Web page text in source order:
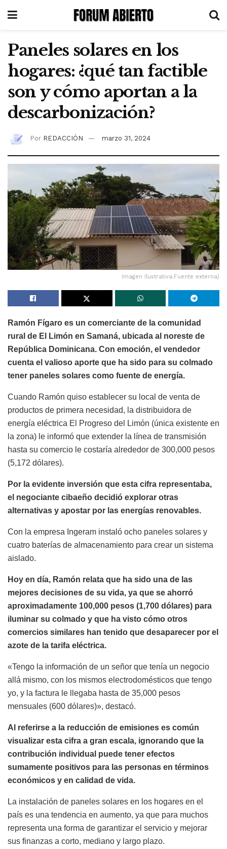
Paneles solares en los
hogares: ¿qué tan factible
son y cómo aportan a la
descarbonización?
Por REDACCIÓN marzo 31, 2024
Imagen Ilustrativa.Fuente externa)
Ramón Fígaro es un comerciante de la comunidad
rural de El Limón en Samaná, ubicada al noreste de
República Dominicana. Con emoción, el vendedor
cuenta el valioso aporte que ha sido para su colmado
tener paneles solares como fuente de energía.
Cuando Ramón quiso establecer su local de venta de
productos de primera necesidad, la distribuidora de
energía eléctrica El Progreso del Limón (única existente en
la zona) le informó que extender la línea de transmisión
hasta su comercio le costaría alrededor de 300,000 pesos
(5,172 dólares).
Por la evidente inversión que esta cifra representaba,
el negociante cibaeño decidió explorar otras
alternativas y apostar por las energías renovables.
Con la empresa Ingeram instaló ocho paneles solares y
cuatro baterías de almacenamiento para crear un sistema
aislado.
Hoy en día, Ramón relata que ha sido una de las
mejores decisiones de su vida, ya que se ahorró
aproximadamente 100,000 pesos (1,700 dólares) para
iluminar su colmado y que ha visto cómo otros
comercios similares han tenido que desaparecer por el
azote de la tarifa eléctrica.
«Tengo la información de un señor que tenía un negocio
allá mismo, con los mismos electrodomésticos que tengo
yo, y la factura le llegaba hasta de 35,000 pesos
mensuales (600 dólares)», destacó.
Al referirse a la reducción de emisiones es común
visualizar esta cifra a gran escala, ignorando que la
contribución individual puede tener efectos
sumamente positivos para las personas en términos
económicos y en calidad de vida.
La instalación de paneles solares en los hogares en el
país es una tendencia en aumento, ya que para muchos
representa una forma de garantizar el servicio y mejorar
sus finanzas a corto, mediano y largo plazo.